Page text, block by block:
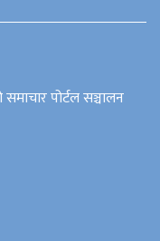
समाचार पोर्टल सञ्चालन